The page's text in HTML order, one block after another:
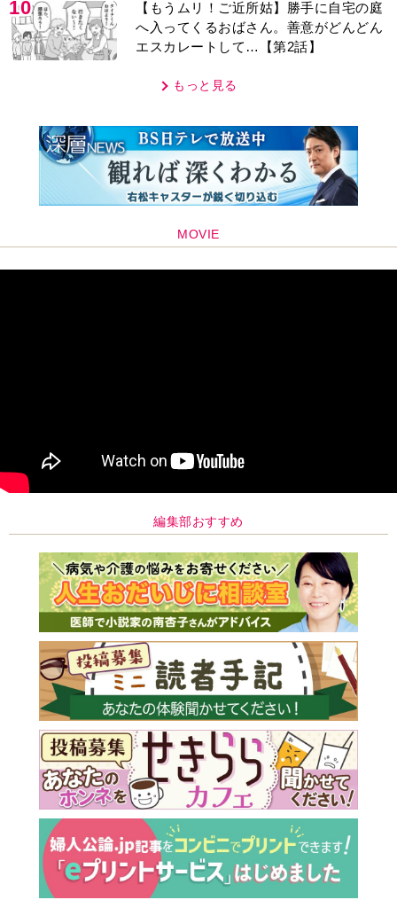
10
【もうムリ！ご近所姑】勝手に自宅の庭
へ入ってくるおばさん。善意がどんどん
エスカレートして…【第2話】
もっと見る
MOVIE
編集部おすすめ